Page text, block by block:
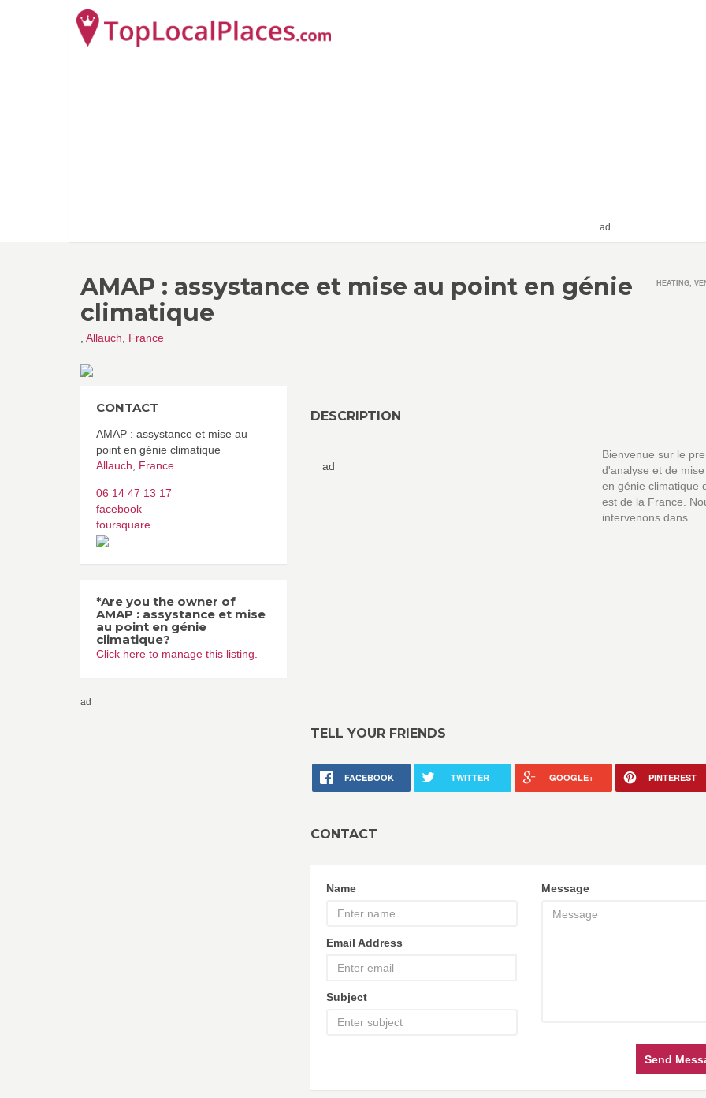
ad
AMAP : assystance et mise au point en génie
climatique
Allauch France
HEATING,
DESCRIPTION
ad
Bienvenue sur le
d'analyse et de
en génie climatique
est de la France.
intervenons dans
TELL YOUR FRIENDS
FACEBOOK TWITTER GOOGLE+ PINTEREST
CONTACT
Name
Email Address
Subject
Message
Send
CONTACT
AMAP : assystance et mise au
point en génie climatique
Allauch
France
06 14 47 13 17
facebook
foursquare
*Are you the owner of
AMAP : assystance et mise
au point en génie
climatique?
Click here to manage this listing.
ad